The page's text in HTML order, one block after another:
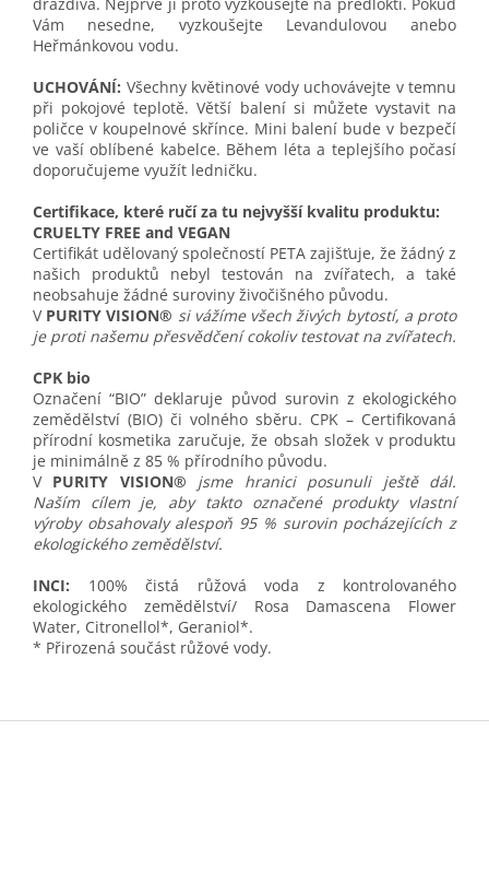
Vám nesedne, vyzkoušejte Levandulovou anebo
Heřmánkovou vodu.
UCHOVÁNÍ: Všechny květinové vody uchovávejte v temnu
při pokojové teplotě. Větší balení si můžete vystavit na
poličce v koupelnové skřínce. Mini balení bude v bezpečí
ve vaší oblíbené kabelce. Během léta a teplejšího počasí
doporučujeme využít ledničku.
Certifikace, které ručí za tu nejvyšší kvalitu produktu:
CRUELTY FREE and VEGAN
Certifikát udělovaný společností PETA zajišťuje, že žádný z
našich produktů nebyl testován na zvířatech, a také
neobsahuje žádné suroviny živočišného původu.
V PURITY VISION® si vážíme všech živých bytostí, a proto
je proti našemu přesvědčení cokoliv testovat na zvířatech.
CPK bio
Označení “BIO” deklaruje původ surovin z ekologického
zemědělství (BIO) či volného sběru. CPK – Certifikovaná
přírodní kosmetika zaručuje, že obsah složek v produktu
je minimálně z 85 % přírodního původu.
V PURITY VISION®
jsme hranici posunuli ještě dál.
Naším cílem je, aby takto označené produkty vlastní
výroby obsahovaly alespoň 95 % surovin pocházejících z
ekologického zemědělství.
INCI: 100% čistá růžová voda z kontrolovaného
ekologického zemědělství/ Rosa Damascena Flower
Water, Citronellol*, Geraniol*.
* Přirozená součást růžové vody.
Z